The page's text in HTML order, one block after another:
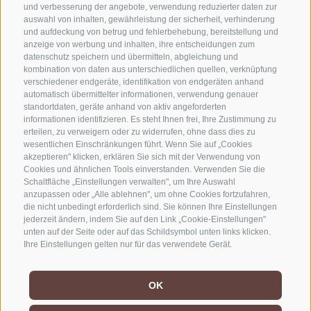
und verbesserung der angebote, verwendung reduzierter daten zur
auswahl von inhalten, gewährleistung der sicherheit, verhinderung
und aufdeckung von betrug und fehlerbehebung, bereitstellung und
anzeige von werbung und inhalten, ihre entscheidungen zum
datenschutz speichern und übermitteln, abgleichung und
kombination von daten aus unterschiedlichen quellen, verknüpfung
verschiedener endgeräte, identifikation von endgeräten anhand
automatisch übermittelter informationen, verwendung genauer
standortdaten, geräte anhand von aktiv angeforderten
informationen identifizieren. Es steht Ihnen frei, Ihre Zustimmung zu
erteilen, zu verweigern oder zu widerrufen, ohne dass dies zu
wesentlichen Einschränkungen führt. Wenn Sie auf „Cookies
akzeptieren" klicken, erklären Sie sich mit der Verwendung von
Cookies und ähnlichen Tools einverstanden. Verwenden Sie die
Schaltfläche „Einstellungen verwalten", um Ihre Auswahl
anzupassen oder „Alle ablehnen", um ohne Cookies fortzufahren,
die nicht unbedingt erforderlich sind. Sie können Ihre Einstellungen
jederzeit ändern, indem Sie auf den Link „Cookie-Einstellungen"
unten auf der Seite oder auf das Schildsymbol unten links klicken.
Ihre Einstellungen gelten nur für das verwendete Gerät.
OK
KONTAKTIERE UNS
+39 0472 765325
info@sterzing.com
NEWSLETTER
Bleib am Laufenden
Newsletter Anmelden